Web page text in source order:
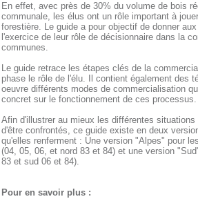
En effet, avec près de 30% du volume de bois
communale, les élus ont un rôle important à
forestière. Le guide a pour objectif de donner
l'exercice de leur rôle de décisionnaire dans la
communes.
Le guide retrace les étapes clés de la
phase le rôle de l'élu. Il contient également des
oeuvre différents modes de commercialisation
concret sur le fonctionnement de ces processus.
Afin d'illustrer au mieux les différentes
d'être confrontés, ce guide existe en deux
qu'elles renferment : Une version "Alpes" pour
(04, 05, 06, et nord 83 et 84) et une version
83 et sud 06 et 84).
Pour en savoir plus :